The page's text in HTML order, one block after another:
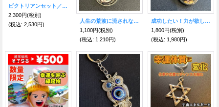
ビクトリアンセット／英国より 幸運のシルバーチャーム
2,300円(税別)
(税込: 2,530円)
人生の荒波に流されない！人との絆を繋ぎ留め離さない！安定した絆を作る！錨（いかり）キーリング
1,100円(税別)
(税込: 1,210円)
成功したい！力が欲しい！戦いと破壊の神☆ムルガンKH
1,800円(税別)
(税込: 1,980円)